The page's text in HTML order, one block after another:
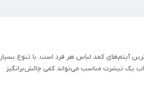
آیتم‌های کمد لباس هر فرد است. با تنوع بسیار
یک تیشرت مناسب می‌تواند کمی چالش‌برانگیز